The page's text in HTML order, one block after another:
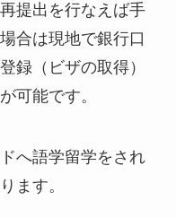
提出を行なえば手
合は現地で銀行口
録（ビザの取得）
可能です。
へ語学留学をされ
ます。